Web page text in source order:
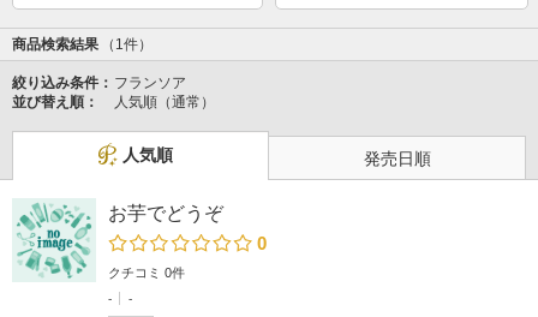
商品検索結果 （1件）
絞り込み条件： フランソア
並び替え順：
人気順（通常）
人気順 発売日順
お芋でどうぞ
0
クチコミ 0件
-
-